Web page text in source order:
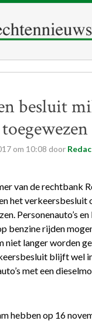
besluit
om 10:08 door
van de rechtbank
het verkeersbesluit
Personenauto’s en
benzine rijden
niet langer worden
blijft wel
met een
hebben op 16